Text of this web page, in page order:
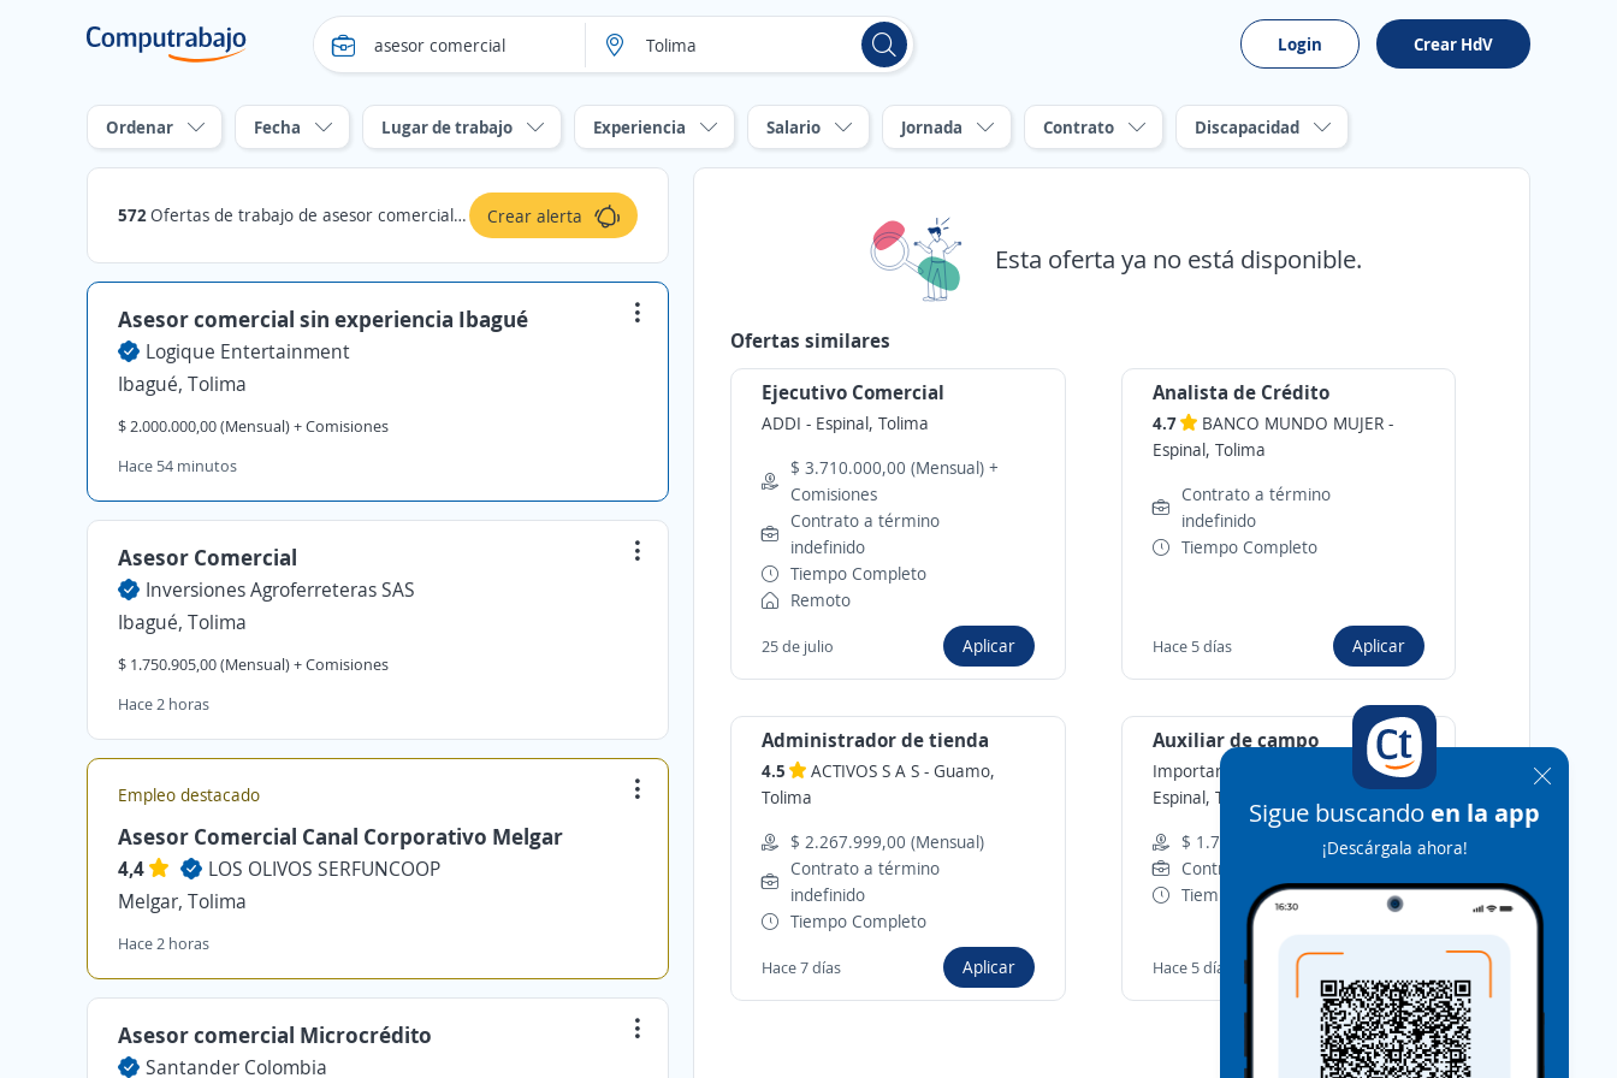
Login Crear HdV
Ordenar Fecha Lugar de trabajo Experiencia Salario Jornada Contrato Discapacidad
572Ofertas de trabajo de asesor comercial en Tolima Crear alerta
Asesor comercial sin experiencia Ibagué
Logique Entertainment
Ibagué, Tolima
$ 2.000.000,00 (Mensual) + Comisiones
Hace 54 minutos
Asesor Comercial
Inversiones Agroferreteras SAS
Ibagué, Tolima
$ 1.750.905,00 (Mensual) + Comisiones
Hace 2 horas
Empleo destacado
Asesor Comercial Canal Corporativo Melgar
4,4
LOS OLIVOS SERFUNCOOP
Melgar, Tolima
Hace 2 horas
Asesor comercial Microcrédito
Santander Colombia
Sigue buscando en la app
¡Descárgala ahora!
Esta oferta ya no está disponible.
Ofertas similares
Ejecutivo Comercial
ADDI - Espinal, Tolima
$ 3.710.000,00 (Mensual) +
Comisiones
Contrato a término
indefinido
Tiempo Completo
Remoto
25 de julio Aplicar
Analista de Crédito
4.7 BANCO MUNDO MUJER -
Espinal, Tolima
Contrato a término
indefinido
Tiempo Completo
Hace 5 días Aplicar
Administrador de tienda
4.5 ACTIVOS S A S -Guamo,
Tolima
$ 2.267.999,00 (Mensual)
Contrato a término
indefinido
Tiempo Completo
Hace 7 días Aplicar
Auxiliar de campo
Importante empresa del sector -
Espinal, Tolima
$ 1.750.905,00 (Mensual)
Contrato a término fijo
Tiempo Completo
Hace 5 días